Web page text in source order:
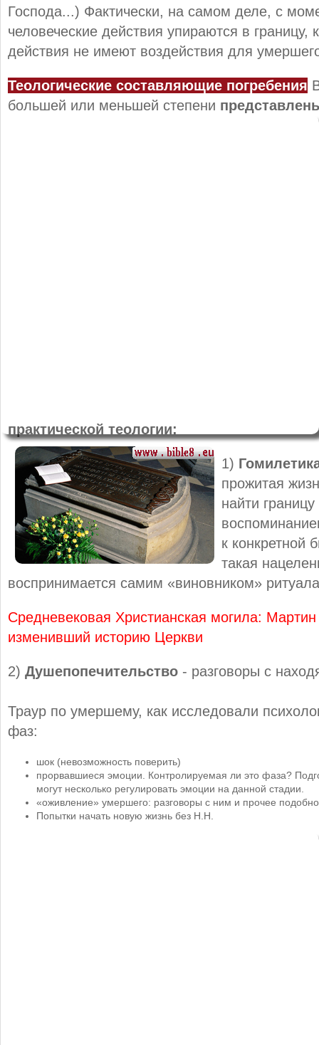
Господа...) Фактически, на самом деле, с
человеческие действия упираются в границу,
действия не имеют воздействия для
Теологические составляющие погребения
большей или меньшей степени
практической теологии:
1)
прожитая
найти
к конкретной
такая
воспринимается самим «виновником»
Средневековая Христианская могила:
изменивший историю Церкви
2) Душепопечительство - разговоры с
Траур по умершему, как исследовали
фаз:
шок (невозможность поверить)
прорвавшиеся эмоции. Контролируемая ли это фаза?
могут несколько регулировать эмоции на данной стадии.
«оживление» умершего: разговоры с ним и прочее
Попытки начать новую жизнь без Н.Н.